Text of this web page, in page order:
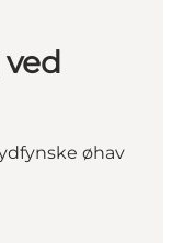
øhav
vandet"
vandet on_map